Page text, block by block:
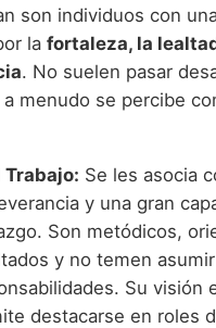
son individuos con
la fortaleza, la
. No suelen pasar
menudo se percibe
Trabajo: Se les asocia
y una gran
Son metódicos,
y no temen asumir
Su visión
destacarse en roles